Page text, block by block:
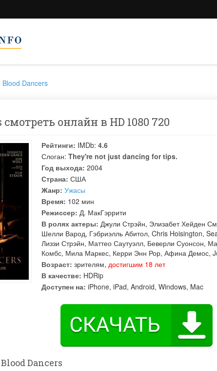
Blood Dancers
онлайн в HD 1080 720
Рейтинги: IMDb: 4.6
Слоган: They're not just dancing for tips.
Год выхода: 2004
Страна: США
Жанр: Ужасы
Время: 102 мин
Режиссер: Д. МакГэррити
В ролях актеры: Джули Стрэйн, Элизабет Хейден
Шелли Варод, Гэбриэлль Абитол, Chris Hoisington,
Лиззи Стрэйн, Маттео Саутуэлл, Беверли Суонсон,
Комбс, Мила Маркес, Керри Энн Рор, Афина Демос,
Возраст: зрителям, достигшим 18 лет
В качестве: HDRip
Доступен на: iPhone, iPad, Android, Windows, Mac
Dancers